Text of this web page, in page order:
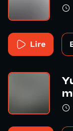
Lire